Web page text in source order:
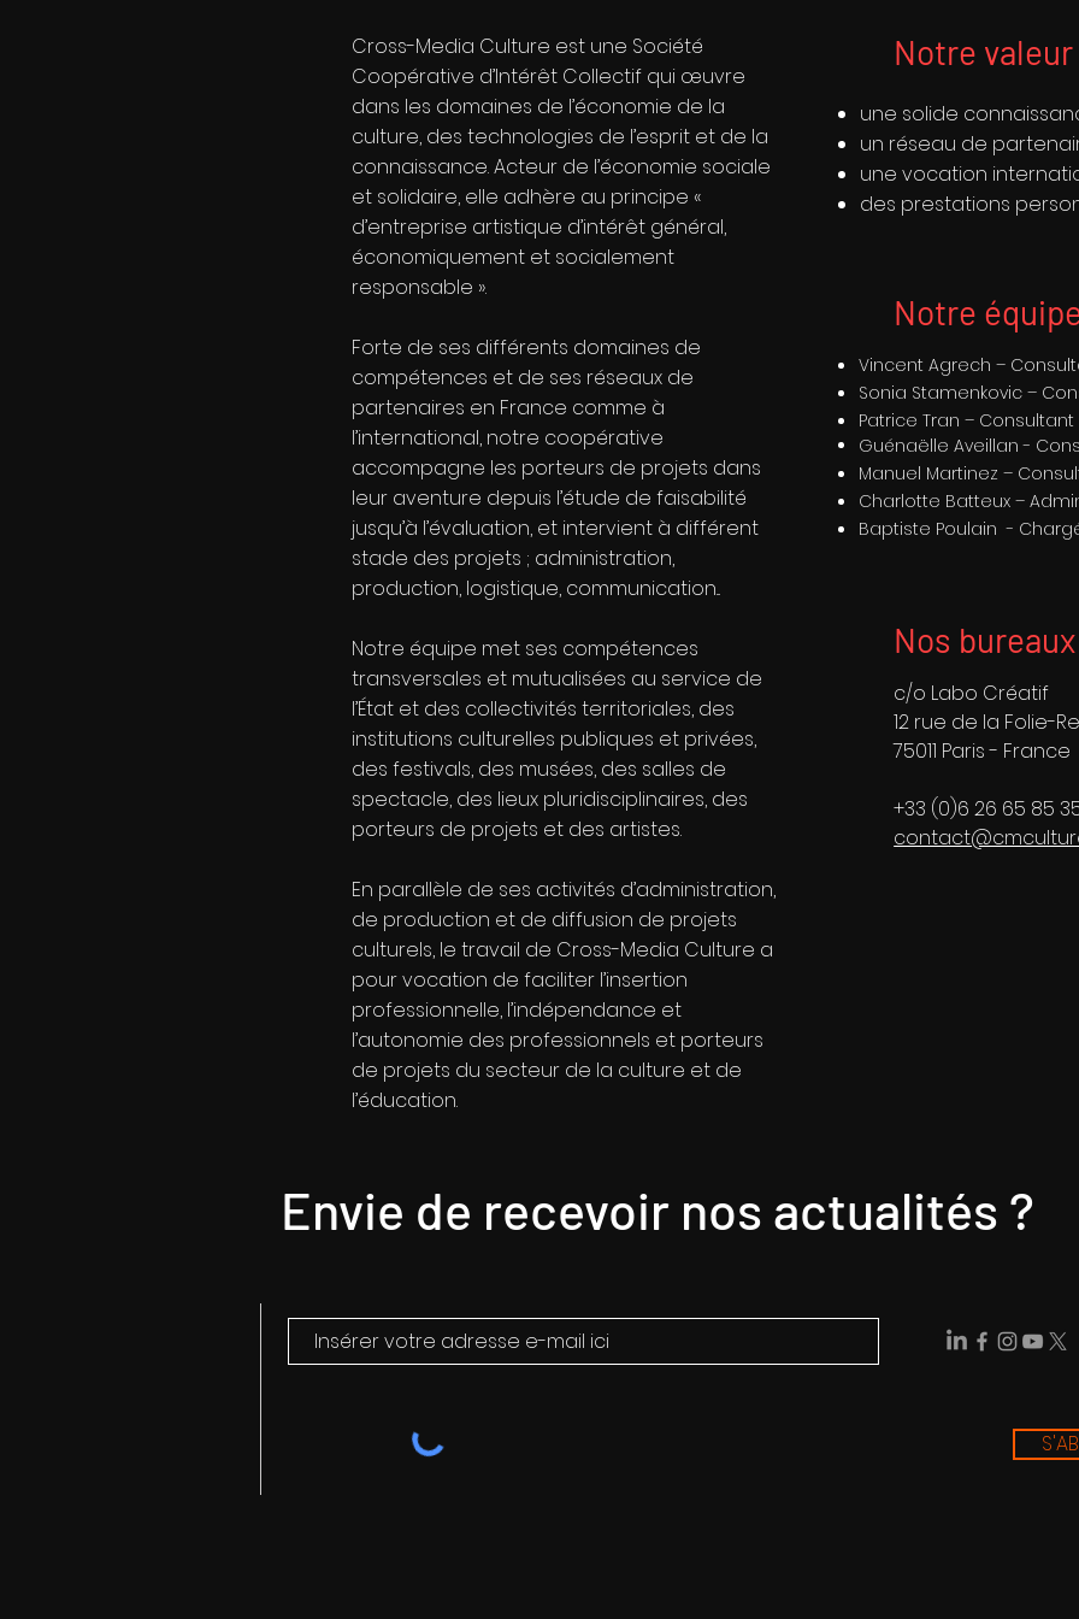
Cross-Media Culture est une Société
Coopérative d’Intérêt Collectif qui œuvre
dans les domaines de l’économie de la
culture, des technologies de l’esprit et de la
connaissance. Acteur de l’économie sociale
et solidaire, elle adhère au principe «
d’entreprise artistique d’intérêt général,
économiquement et socialement
responsable ».
Forte de ses différents domaines de
compétences et de ses réseaux de
partenaires en France comme à
l’international, notre coopérative
accompagne les porteurs de projets dans
leur aventure depuis l’étude de faisabilité
jusqu’à l’évaluation, et intervient à différent
stade des projets ; administration,
production, logistique, communication...
Notre équipe met ses compétences
transversales et mutualisées au service de
l’État et des collectivités territoriales, des
institutions culturelles publiques et privées,
des festivals, des musées, des salles de
spectacle, des lieux pluridisciplinaires, des
porteurs de projets et des artistes.
En parallèle de ses activités d’administration,
de production et de diffusion de projets
culturels, le travail de Cross-Media Culture a
pour vocation de faciliter l’insertion
professionnelle, l’indépendance et
l’autonomie des professionnels et porteurs
de projets du secteur de la culture et de
l’éducation.​
Notre
une solide
un réseau de
une vocation
des prestations
Notre
Vincent Agrech –
Sonia Stamenkovic –
Patrice Tran –
Guénaëlle Aveillan -
Manuel Martinez –
Charlotte Batteux –
Baptiste Poulain -
Nos bureaux
c/o Labo Créatif
12 rue de la Folie-
75011 Paris - France
+33 (0)6 26 65 85
Envie de recevoir nos actualités ?